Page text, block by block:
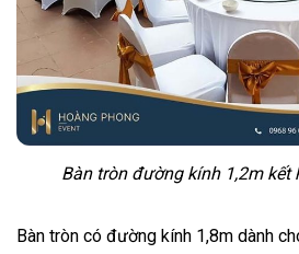
Bàn tròn đường kính 1,2m kết
Bàn tròn có đường kính 1,8m dành